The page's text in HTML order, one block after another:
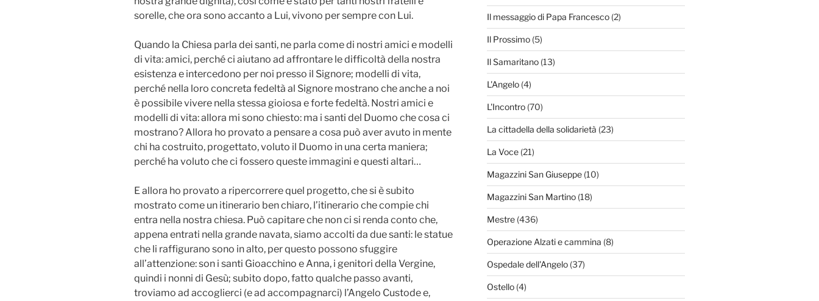
sorelle, che ora sono accanto a Lui, vivono per sempre con Lui.
Quando la Chiesa parla dei santi, ne parla come di nostri amici e modelli
di vita: amici, perché ci aiutano ad affrontare le difficoltà della nostra
esistenza e intercedono per noi presso il Signore; modelli di vita,
perché nella loro concreta fedeltà al Signore mostrano che anche a noi
è possibile vivere nella stessa gioiosa e forte fedeltà. Nostri amici e
modelli di vita: allora mi sono chiesto: ma i santi del Duomo che cosa ci
mostrano? Allora ho provato a pensare a cosa può aver avuto in mente
chi ha costruito, progettato, voluto il Duomo in una certa maniera;
perché ha voluto che ci fossero queste immagini e questi altari…
E allora ho provato a ripercorrere quel progetto, che si è subito
mostrato come un itinerario ben chiaro, l’itinerario che compie chi
entra nella nostra chiesa. Può capitare che non ci si renda conto che,
appena entrati nella grande navata, siamo accolti da due santi: le statue
che li raffigurano sono in alto, per questo possono sfuggire
all’attenzione: son i santi Gioacchino e Anna, i genitori della Vergine,
quindi i nonni di Gesù; subito dopo, fatto qualche passo avanti,
troviamo ad accoglierci (e ad accompagnarci) l’Angelo Custode e,
Il messaggio di Papa Francesco(2)
Il Prossimo(5)
Il Samaritano(13)
L'Angelo(4)
L'Incontro(70)
La cittadella della solidarietà (23)
La Voce(21)
Magazzini San Giuseppe(10)
Magazzini San Martino(18)
Mestre(436)
Operazione Alzati e cammina (8)
Ospedale dell'Angelo(37)
Ostello(4)